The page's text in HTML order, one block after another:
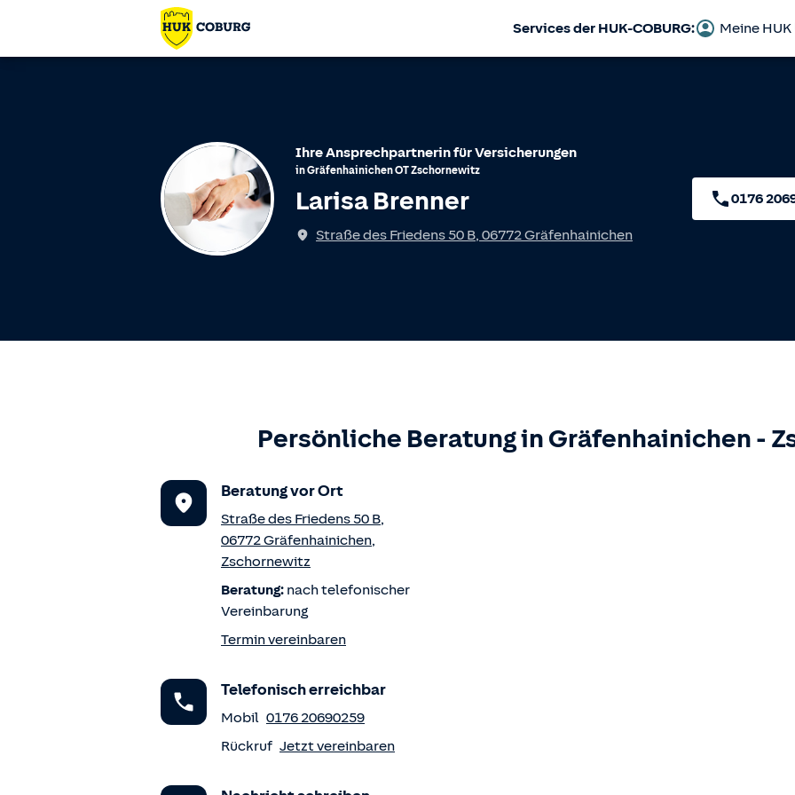
Services der HUK-COBURG: Meine HUK
Ihre Ansprechpartnerin für Versicherungen
inGräfenhainichenOTZschornewitz
Larisa Brenner
Straße des Friedens 50 B, 06772Gräfenhainichen
0176
Persönliche Beratung in Gräfenhainichen -
Beratung vor Ort
Straße des Friedens 50 B,
06772Gräfenhainichen,
Zschornewitz
Beratung: nach telefonischer
Vereinbarung
Termin vereinbaren
Telefonisch erreichbar
Mobil 0176 20690259
Rückruf Jetzt vereinbaren